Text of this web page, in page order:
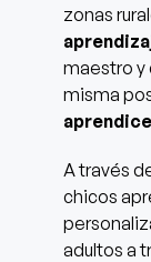
zonas
maestro y
misma
A través
chicos
adultos a